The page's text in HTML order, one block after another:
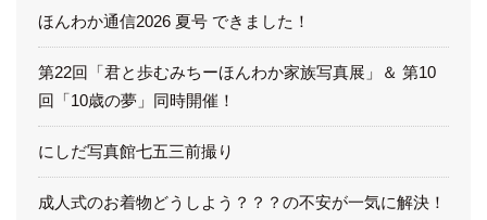
ほんわか通信2026 夏号 できました！
第22回「君と歩むみちーほんわか家族写真展」＆ 第10
回「10歳の夢」同時開催！
にしだ写真館七五三前撮り
成人式のお着物どうしよう？？？の不安が一気に解決！